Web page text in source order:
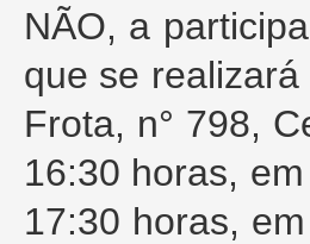
NÃO, a
que se
Frota, n° 798,
16:30 horas,
17:30 horas,